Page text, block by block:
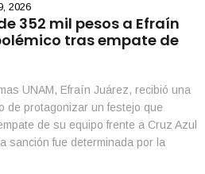
2026
352 mil pesos a Efraín
tras empate de
UNAM, Efraín Juárez, recibió una
de protagonizar un festejo que
de su equipo frente a Cruz Azul
sanción fue determinada por la